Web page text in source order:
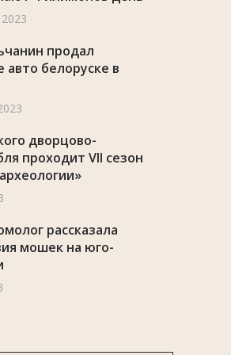
продал
белоруске в
дворцово-
проходит VII сезон
рассказала
мошек на юго-
озвучил правила